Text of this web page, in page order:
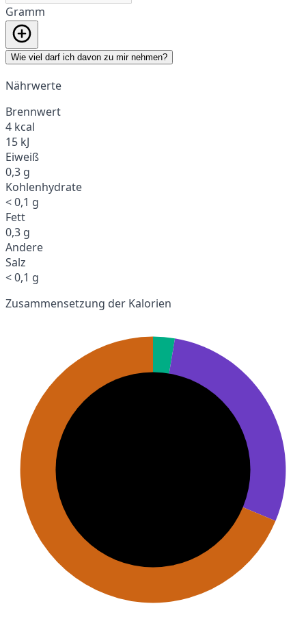
Gramm
Wie viel darf ich davon zu mir nehmen?
Nährwerte
Brennwert
4 kcal
15 kJ
Eiweiß
0,3 g
Kohlenhydrate
< 0,1 g
Fett
0,3 g
Andere
Salz
< 0,1 g
Zusammensetzung der Kalorien